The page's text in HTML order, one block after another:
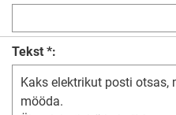
Tekst *: